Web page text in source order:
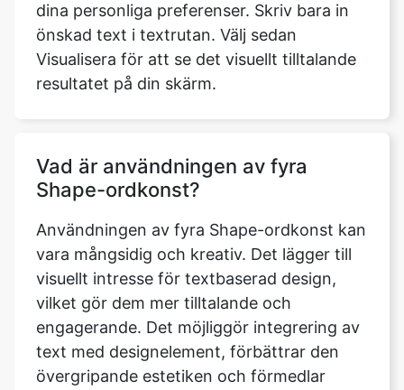
dina personliga preferenser. Skriv bara in
önskad text i textrutan. Välj sedan
Visualisera för att se det visuellt tilltalande
resultatet på din skärm.
Vad är användningen av fyra
Shape-ordkonst?
Användningen av fyra Shape-ordkonst kan
vara mångsidig och kreativ. Det lägger till
visuellt intresse för textbaserad design,
vilket gör dem mer tilltalande och
engagerande. Det möjliggör integrering av
text med designelement, förbättrar den
övergripande estetiken och förmedlar